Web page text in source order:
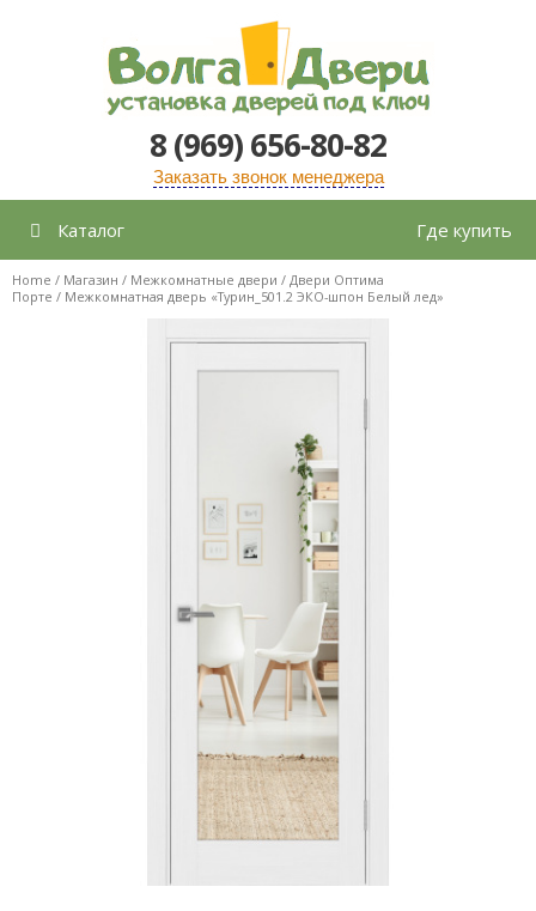
содержимому
8 (969) 656-80-82
Заказать звонок менеджера
Каталог Где купить
Home / Магазин / Межкомнатные двери / Двери Оптима
Порте / Межкомнатная дверь «Турин_501.2 ЭКО-шпон Белый лед»